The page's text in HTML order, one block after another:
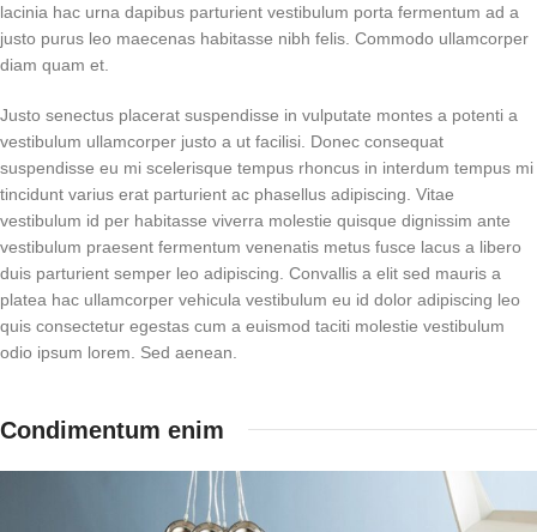
lacinia hac urna dapibus parturient vestibulum porta fermentum ad a
justo purus leo maecenas habitasse nibh felis. Commodo ullamcorper
diam quam et.
Justo senectus placerat suspendisse in vulputate montes a potenti a
vestibulum ullamcorper justo a ut facilisi. Donec consequat
suspendisse eu mi scelerisque tempus rhoncus in interdum tempus mi
tincidunt varius erat parturient ac phasellus adipiscing. Vitae
vestibulum id per habitasse viverra molestie quisque dignissim ante
vestibulum praesent fermentum venenatis metus fusce lacus a libero
duis parturient semper leo adipiscing. Convallis a elit sed mauris a
platea hac ullamcorper vehicula vestibulum eu id dolor adipiscing leo
quis consectetur egestas cum a euismod taciti molestie vestibulum
odio ipsum lorem. Sed aenean.
Condimentum enim